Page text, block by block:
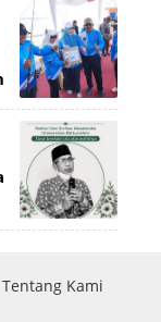
Tentang Kami